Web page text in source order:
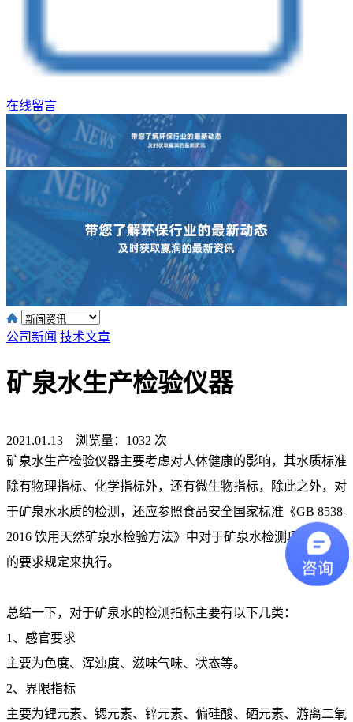
在线留言
公司新闻 技术文章
矿泉水生产检验仪器
2021.01.13 浏览量：1032 次
矿泉水生产检验仪器主要考虑对人体健康的影响，其水质标准
除有物理指标、化学指标外，还有微生物指标，除此之外，对
于矿泉水水质的检测，还应参照食品安全国家标准《GB 8538-
2016 饮用天然矿泉水检验方法》中对于矿泉水检测项目参数
的要求规定来执行。
总结一下，对于矿泉水的检测指标主要有以下几类：
1、感官要求
主要为色度、浑浊度、滋味气味、状态等。
2、界限指标
主要为锂元素、锶元素、锌元素、偏硅酸、硒元素、游离二氧